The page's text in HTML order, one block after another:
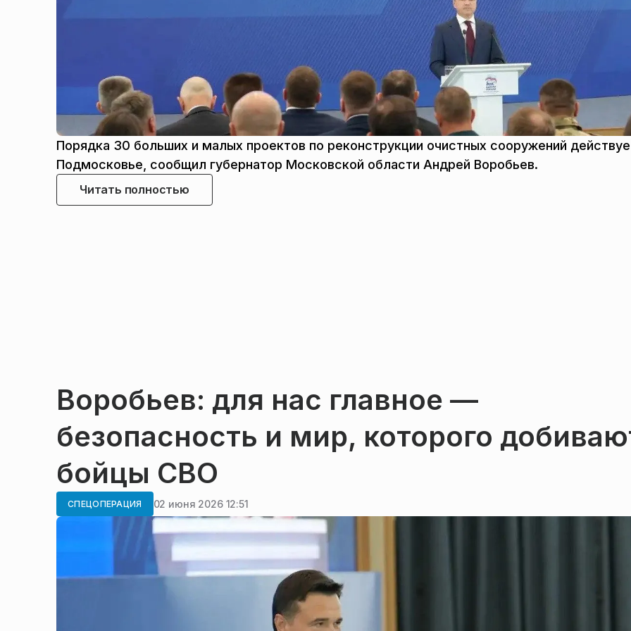
Порядка 30 больших и малых проектов по реконструкции очистных сооружений
Подмосковье, сообщил губернатор Московской области Андрей Воробьев.
Читать полностью
Воробьев: для нас главное —
безопасность и мир, которого
бойцы СВО
СПЕЦОПЕРАЦИЯ 02 июня 2026 12:51